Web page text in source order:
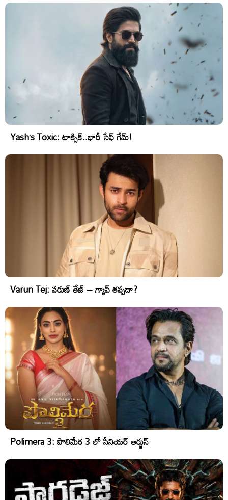
Yash’s Toxic: టాక్సిక్..భారీ సేఫ్ గేమ్!
Varun Tej: వరుణ్ తేజ్ – గ్యాప్ తప్పదా?
Polimera 3: పొలిమేర 3 లో సీనియర్ అర్జున్